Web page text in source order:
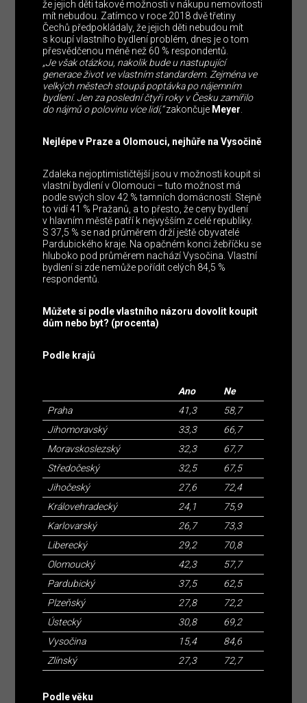
že jejich děti takové možnosti v nákupu nemovitosti
mít nebudou. Zatímco v roce 2018 dvě třetiny
Čechů předpokládaly, že jejich děti nebudou mít
s koupí vlastního bydlení problém, dnes je o tom
přesvědčenou méně než 60 % respondentů.
„Je však otázkou, nakolik bude u nastupující
generace život ve vlastním standardem. Zejména ve
velkých městech stoupá poptávka po nájemním
bydlení. Jen za poslední čtyři roky v Česku zamířilo
do nájmů o polovinu více lidí,“zakončuje Meyer
Nejlépe v Praze a Olomouci, nejhůře na Vysočině
Zdaleka nejoptimističtější jsou v možnosti koupit si
vlastní bydlení v Olomouci – tuto možnost má
podle svých slov 42 % tamních domácností. Stejně
to vidí 41 % Pražanů, a to přesto, že ceny bydlení
v hlavním městě patří k nejvyšším z celé republiky.
S 37,5 % se nad průměrem drží ještě obyvatelé
Pardubického kraje. Na opačném konci žebříčku se
hluboko pod průměrem nachází Vysočina. Vlastní
bydlení si zde nemůže pořídit celých 84,5 %
respondentů.
Můžete si podle vlastního názoru dovolit koupit
dům nebo byt? (procenta)
Podle krajů
Ano
Ne
Praha
41,3
58,7
Jihomoravský
33,3
66,7
Moravskoslezský
32,3
67,7
Středočeský
32,5
67,5
Jihočeský
27,6
72,4
Královehradecký
24,1
75,9
Karlovarský
26,7
73,3
Liberecký
29,2
70,8
Olomoucký
42,3
57,7
Pardubický
37,5
62,5
Plzeňský
27,8
72,2
Ústecký
30,8
69,2
Vysočina
15,4
84,6
Zlínský
27,3 72,7
Podle věku